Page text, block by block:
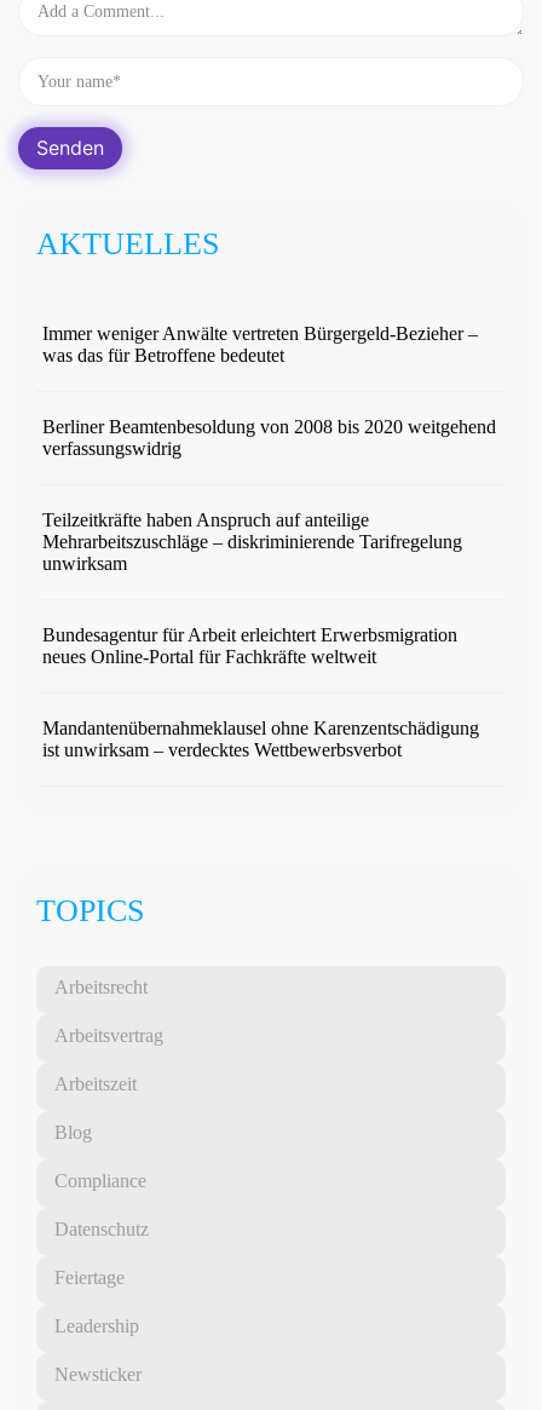
AKTUELLES
Immer weniger Anwälte vertreten Bürgergeld-Bezieher –
was das für Betroffene bedeutet
Berliner Beamtenbesoldung von 2008 bis 2020 weitgehend
verfassungswidrig
Teilzeitkräfte haben Anspruch auf anteilige
Mehrarbeitszuschläge – diskriminierende Tarifregelung
unwirksam
Bundesagentur für Arbeit erleichtert Erwerbsmigration
neues Online-Portal für Fachkräfte weltweit
Mandantenübernahmeklausel ohne Karenzentschädigung
ist unwirksam – verdecktes Wettbewerbsverbot
TOPICS
Arbeitsrecht
Arbeitsvertrag
Arbeitszeit
Blog
Compliance
Datenschutz
Feiertage
Leadership
Newsticker